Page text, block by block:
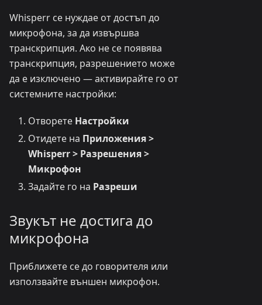
Whisperr се нуждае от достъп до
микрофона, за да извършва
транскрипция. Ако не се появява
транскрипция, разрешението може
да е изключено — активирайте го от
системните настройки:
Отворете Настройки
Отидете на Приложения >
Whisperr > Разрешения >
Микрофон
Задайте го на Разреши
Звукът не достига до
микрофона
Приближете се до говорителя или
използвайте външен микрофон.